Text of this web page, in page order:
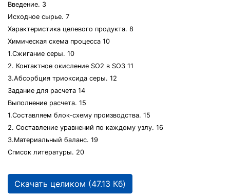
Введение. 3
Исходное сырье. 7
Характеристика целевого продукта. 8
Химическая схема процесса 10
1.Сжигание серы. 10
2. Контактное окисление SO2 в SO3 11
3.Абсорбция триоксида серы. 12
Задание для расчета 14
Выполнение расчета. 15
1.Составляем блок-схему производства. 15
2. Составление уравнений по каждому узлу. 16
3.Материальный баланс. 19
Список литературы. 20
Скачать целиком (47.13 Кб)